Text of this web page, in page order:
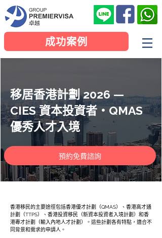
成功案例
移居香港計劃 2026 —
CIES 資本投資者・QMAS
優秀人才入境
預約免費諮詢
香港移民的主要途徑包括香港優才計劃（QMAS）、香港高才通
計劃（TTPS）、香港投資移民（新資本投資者入境計劃）和香
港專才計劃（輸入內地人才計劃）。這些計劃各有特點，適合不
同背景和需求的申請人。